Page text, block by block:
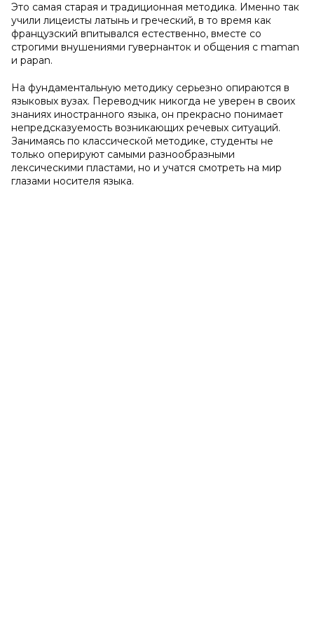
Это самая старая и традиционная методика. Именно так
учили лицеисты латынь и греческий, в то время как
французский впитывался естественно, вместе со
строгими внушениями гувернанток и общения с maman
и papan.
На фундаментальную методику серьезно опираются в
языковых вузах. Переводчик никогда не уверен в своих
знаниях иностранного языка, он прекрасно понимает
непредсказуемость возникающих речевых ситуаций.
Занимаясь по классической методике, студенты не
только оперируют самыми разнообразными
лексическими пластами, но и учатся смотреть на мир
глазами носителя языка.